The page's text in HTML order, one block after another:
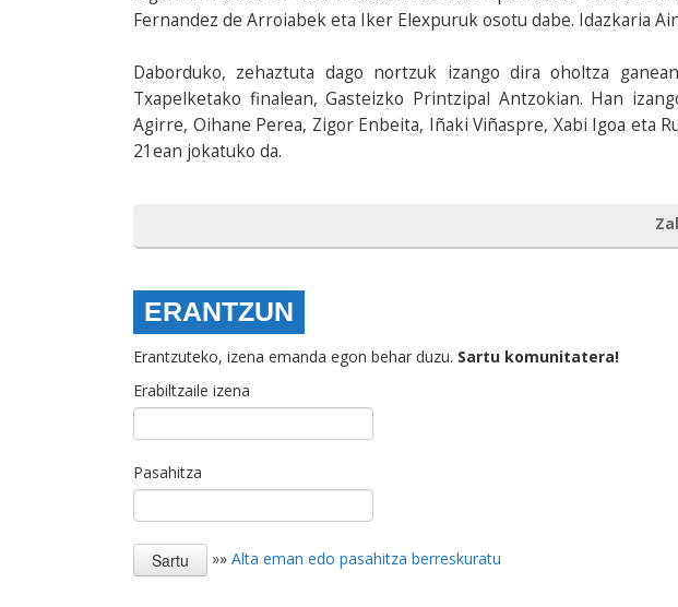
Fernandez de Arroiabek eta Iker Elexpuruk osotu dabe. Idazkaria
Daborduko, zehaztuta dago nortzuk izango dira oholtza
Txapelketako finalean, Gasteizko Printzipal Antzokian. Han
Agirre, Oihane Perea, Zigor Enbeita, Iñaki Viñaspre, Xabi Igoa eta
21ean jokatuko da.
ERANTZUN
Erantzuteko, izena emanda egon behar duzu. Sartu komunitatera!
Erabiltzaile izena
Pasahitza
»» Alta eman edo pasahitza berreskuratu